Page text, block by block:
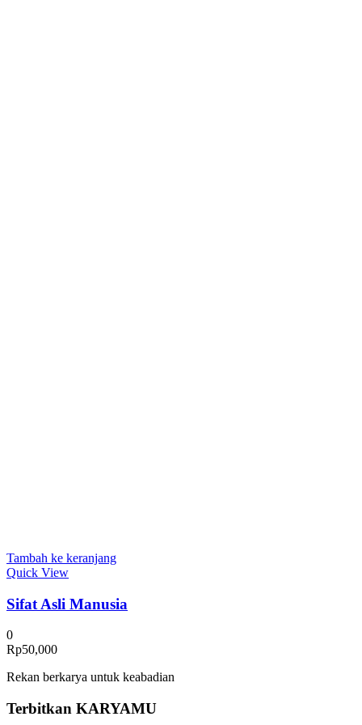
Tambah ke keranjang
Quick View
Sifat Asli Manusia
0
Rp50,000
Rekan berkarya untuk keabadian
Terbitkan KARYAMU